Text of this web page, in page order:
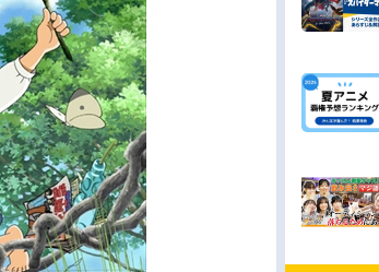
ている事を知って、
ラから聞かされる。学
「真」。しかし｢真｣っ
わりの人間の関係は少
ことをずっと見ていた
めての親友となる「早乙
｣の世界で、＜ぼく＞の